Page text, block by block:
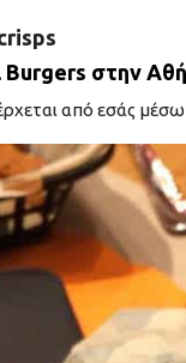
Burgers στην
από εσάς